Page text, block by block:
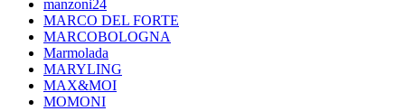
manzoni24
MARCO DEL FORTE
MARCOBOLOGNA
Marmolada
MARYLING
MAX&MOI
MOMONI